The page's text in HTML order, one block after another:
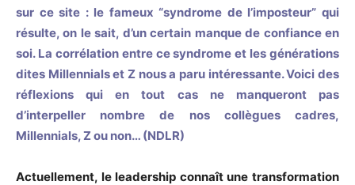
sur ce site : le fameux “syndrome de l’imposteur” qui
résulte, on le sait, d’un certain manque de confiance en
soi. La corrélation entre ce syndrome et les générations
dites Millennials et Z nous a paru intéressante. Voici des
réflexions qui en tout cas ne manqueront pas
d’interpeller nombre de nos collègues cadres,
Millennials, Z ou non… (NDLR)
Actuellement, le leadership connaît une transformation